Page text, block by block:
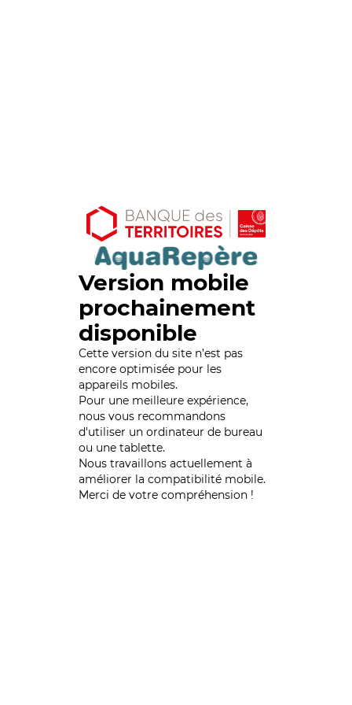
Version mobile
prochainement
disponible
Cette version du site n’est pas
encore optimisée pour les
appareils mobiles.
Pour une meilleure expérience,
nous vous recommandons
d'utiliser un ordinateur de bureau
ou une tablette.
Nous travaillons actuellement à
améliorer la compatibilité mobile.
Merci de votre compréhension !